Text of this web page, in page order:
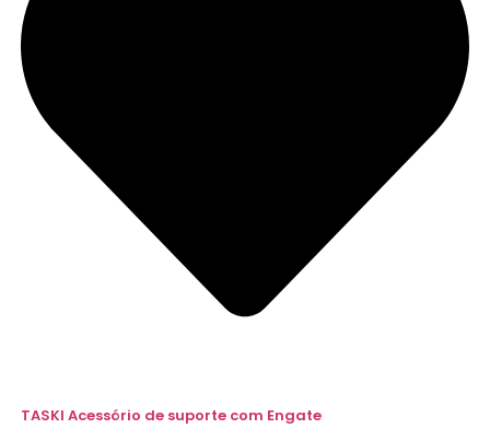
TASKI Acessório de suporte com Engate